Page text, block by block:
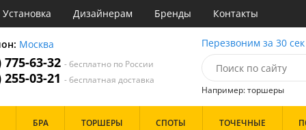
Установка Дизайнерам Бренды Контакты
Москва
775-63-32 - бесплатно по России
255-03-21 - бесплатная доставка
Перезвоним за 30 сек
Например: торшеры
БРА ТОРШЕРЫ СПОТЫ ТОЧЕЧНЫЕ